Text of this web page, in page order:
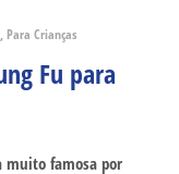
, Para Crianças
Fu para
muito famosa por